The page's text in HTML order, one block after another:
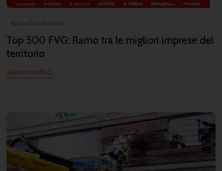
Approfondimenti
Top 500 FVG: Ramo tra le migliori imprese del
territorio
Approfondisci